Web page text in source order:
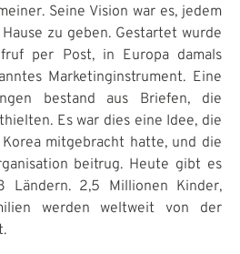
Seine Vision war es, jedem
zu geben. Gestartet wurde
per Post, in Europa damals
Marketinginstrument. Eine
bestand aus Briefen, die
Es war dies eine Idee, die
mitgebracht hatte, und die
beitrug. Heute gibt es
Ländern. 2,5 Millionen Kinder,
werden weltweit von der